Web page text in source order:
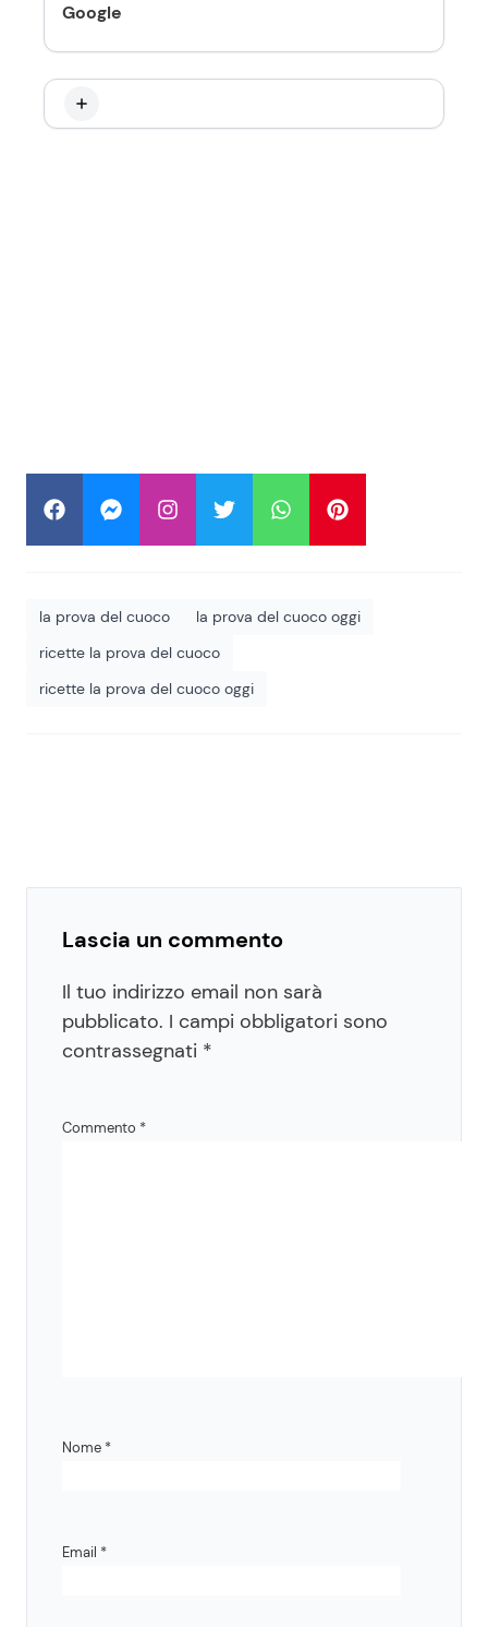
Google
la prova del cuoco
la prova del cuoco oggi
ricette la prova del cuoco
ricette la prova del cuoco oggi
Lascia un commento
Il tuo indirizzo email non sarà
pubblicato. I campi obbligatori sono
contrassegnati *
Commento *
Nome *
Email *